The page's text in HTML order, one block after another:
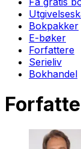
Bokpakker
E-bøker
Forfattere
Serieliv
Bokhandel